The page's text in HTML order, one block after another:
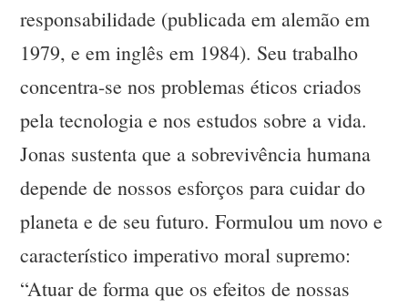
responsabilidade (publicada em alemão em
1979, e em inglês em 1984). Seu trabalho
concentra-se nos problemas éticos criados
pela tecnologia e nos estudos sobre a vida.
Jonas sustenta que a sobrevivência humana
depende de nossos esforços para cuidar do
planeta e de seu futuro. Formulou um novo e
característico imperativo moral supremo:
“Atuar de forma que os efeitos de nossas